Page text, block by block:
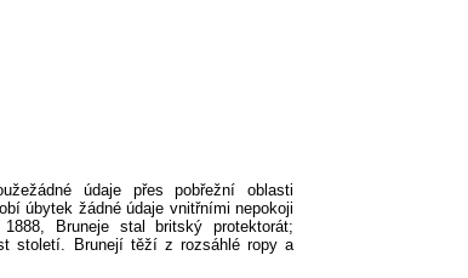
údaje přes pobřežní oblasti
úbytek žádné údaje vnitřními nepokoji
Bruneje stal britský protektorát;
století. Brunejí těží z rozsáhlé ropy a